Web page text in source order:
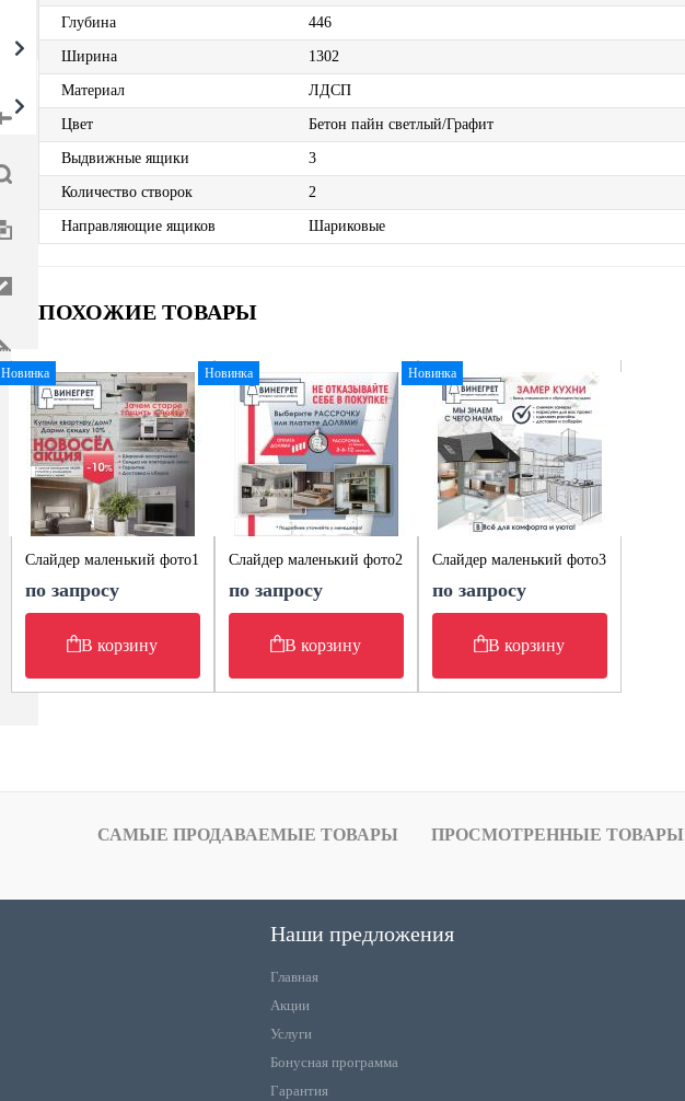
Глубина 446
Ширина 1302
Материал ЛДСП
Цвет Бетон пайн светлый/Графит
Выдвижные ящики 3
Количество створок 2
Направляющие ящиков Шариковые
ПОХОЖИЕ ТОВАРЫ
Новинка
Слайдер маленький фото1
по запросу
В корзину
Новинка
Слайдер маленький фото2
по запросу
В корзину
Новинка
Слайдер маленький фото3
по запросу
В корзину
САМЫЕ ПРОДАВАЕМЫЕ ТОВАРЫ ПРОСМОТРЕННЫЕ ТОВАРЫ
Наши предложения
Главная
Акции
Услуги
Бонусная программа
Гарантия